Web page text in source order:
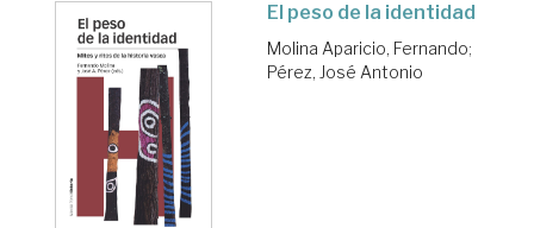
El peso de la identidad
Molina Aparicio, Fernando;
Pérez, José Antonio